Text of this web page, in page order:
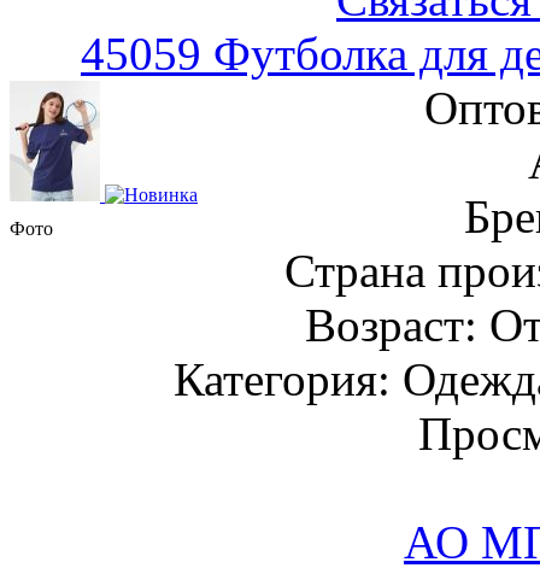
45059 Футболка для
Фото
Страна
Возраст:
Категория:
АО